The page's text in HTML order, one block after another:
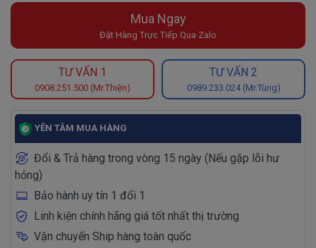
Mua Ngay
Đặt Hàng Trực Tiếp Qua Zalo
TƯ VẤN 1
0908.251.500 (Mr.Thiện)
TƯ VẤN 2
0989.233.024 (Mr.Tùng)
YÊN TÂM MUA HÀNG
Đổi & Trả hàng trong vòng 15 ngày (Nếu gặp lỗi hư
hỏng)
Bảo hành uy tín 1 đổi 1
Linh kiện chính hãng giá tốt nhất thị trường
Vận chuyển Ship hàng toàn quốc